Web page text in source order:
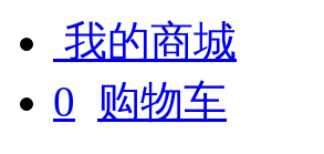
我的商城
0 购物车